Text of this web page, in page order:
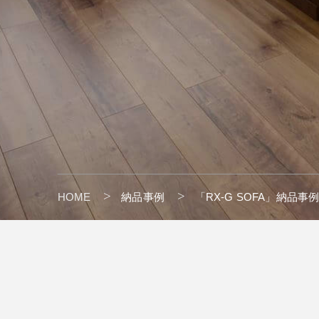
HOME 納品事例 「RX-G SOFA」納品事例